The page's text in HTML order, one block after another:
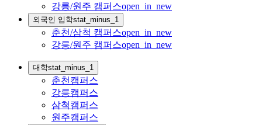
강릉/원주 캠퍼스open_in_new
외국인 입학stat_minus_1
춘천/삼척 캠퍼스open_in_new
강릉/원주 캠퍼스open_in_new
대학stat_minus_1
춘천캠퍼스
강릉캠퍼스
삼척캠퍼스
원주캠퍼스